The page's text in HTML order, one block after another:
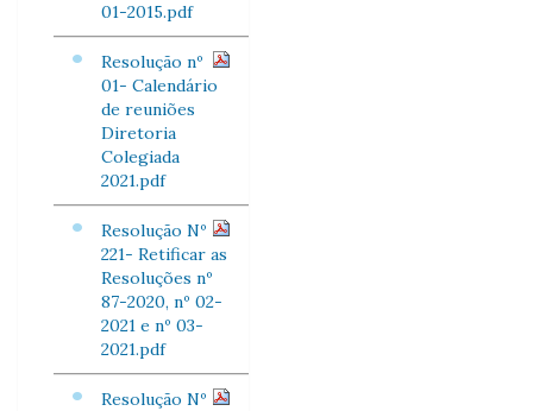
01-2015.pdf
Resolução nº
01- Calendário
de reuniões
Diretoria
Colegiada
2021.pdf
Resolução Nº
221- Retificar as
Resoluções nº
87-2020, nº 02-
2021 e nº 03-
2021.pdf
Resolução Nº